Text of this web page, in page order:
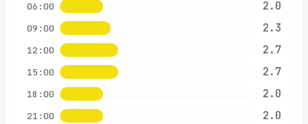
06:00 2.0
09:00 2.3
12:00 2.7
15:00 2.7
18:00 2.0
21:00 2.0